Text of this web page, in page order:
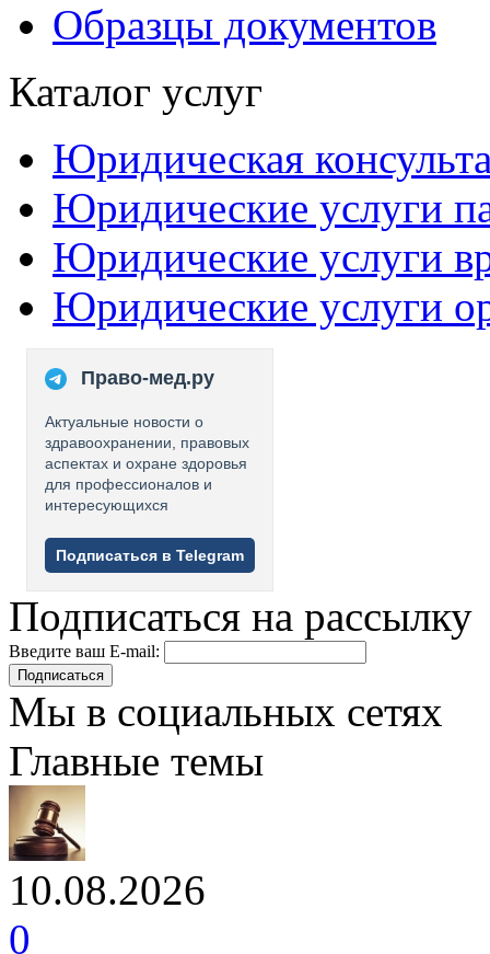
Образцы документов
Каталог услуг
Юридическая
Юридические услуги
Юридические услуги
Юридические услуги
Право-мед.ру
Актуальные новости о
здравоохранении, правовых
аспектах и охране здоровья
для профессионалов и
интересующихся
Подписаться в Telegram
Подписаться на рассылку
Введите ваш E-mail:
Подписаться
Мы в социальных сетях
Главные темы
10.08.2026
0